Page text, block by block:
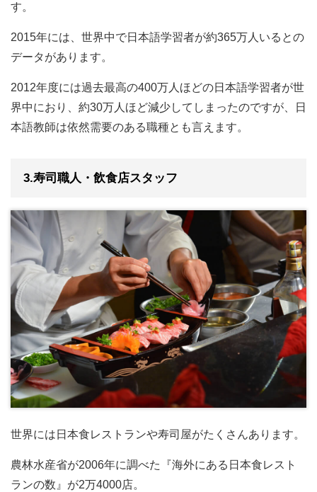
す。
2015年には、世界中で日本語学習者が約365万人いるとの
データがあります。
2012年度には過去最高の400万人ほどの日本語学習者が世
界中におり、約30万人ほど減少してしまったのですが、日
本語教師は依然需要のある職種とも言えます。
3.寿司職人・飲食店スタッフ
世界には日本食レストランや寿司屋がたくさんあります。
農林水産省が2006年に調べた『海外にある日本食レスト
ランの数』が2万4000店。